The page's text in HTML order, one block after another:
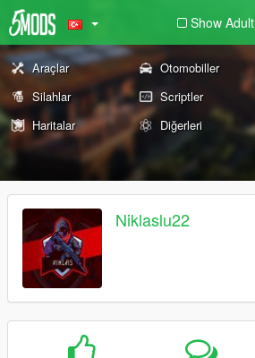
Show Adult
Araçlar Otomobiller
Silahlar
Scriptler
Haritalar
Diğerleri
Niklaslu22